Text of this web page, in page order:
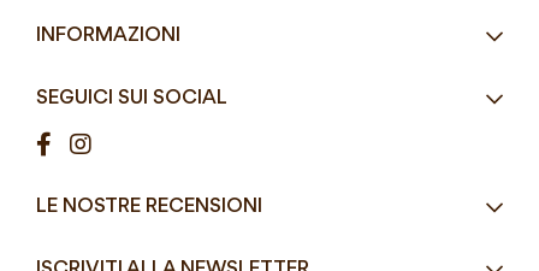
Email info@mddefrancesco.it
8:30 - 12:30 / 15:00 - 19:00
Street Food e Take
Pizzerie e Panifici
Ristorazione
INFORMAZIONI
Condizioni di vendita
Costi di Spedizione
SEGUICI SUI SOCIAL
LE NOSTRE RECENSIONI